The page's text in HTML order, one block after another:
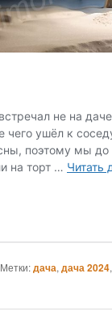
Метки:дача, дача 2024,